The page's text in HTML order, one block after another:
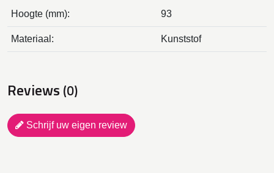
Hoogte (mm): 93
Materiaal: Kunststof
Reviews (0)
Schrijf uw eigen review